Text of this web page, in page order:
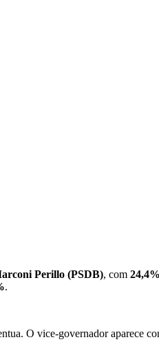
Perillo (PSDB), com 24,4%
.
O vice-governador aparece